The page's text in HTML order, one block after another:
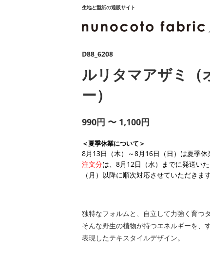
生地と型紙の通販サイト
D88_6208
ルリタマアザミ（
ー）
990円 〜 1,100円
＜夏季休業について＞
8月13日（木）～8月16日（日）は夏季休
注文分は、8月12日（水）までに発送い
（月）以降に順次対応させていただきま
独特なフォルムと、自立して力強く育つ
そんな野生の植物が持つエネルギーを、
表現したテキスタイルデザイン。